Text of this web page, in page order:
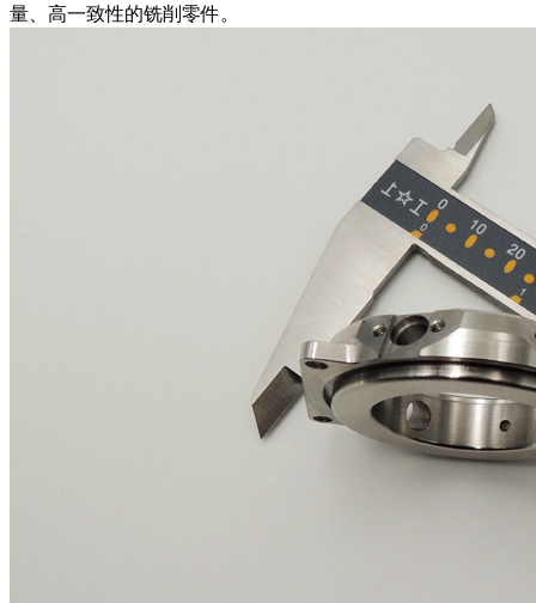
量、高一致性的铣削零件。